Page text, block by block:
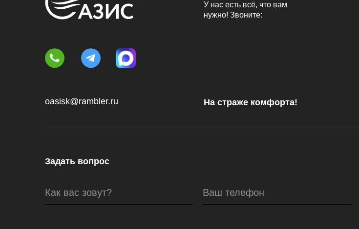
Как вас зовут? Ваш телефон
oasisk@rambler.ru
У нас есть всё, что вам
нужно! Звоните:
На страже комфорта!
Задать вопрос